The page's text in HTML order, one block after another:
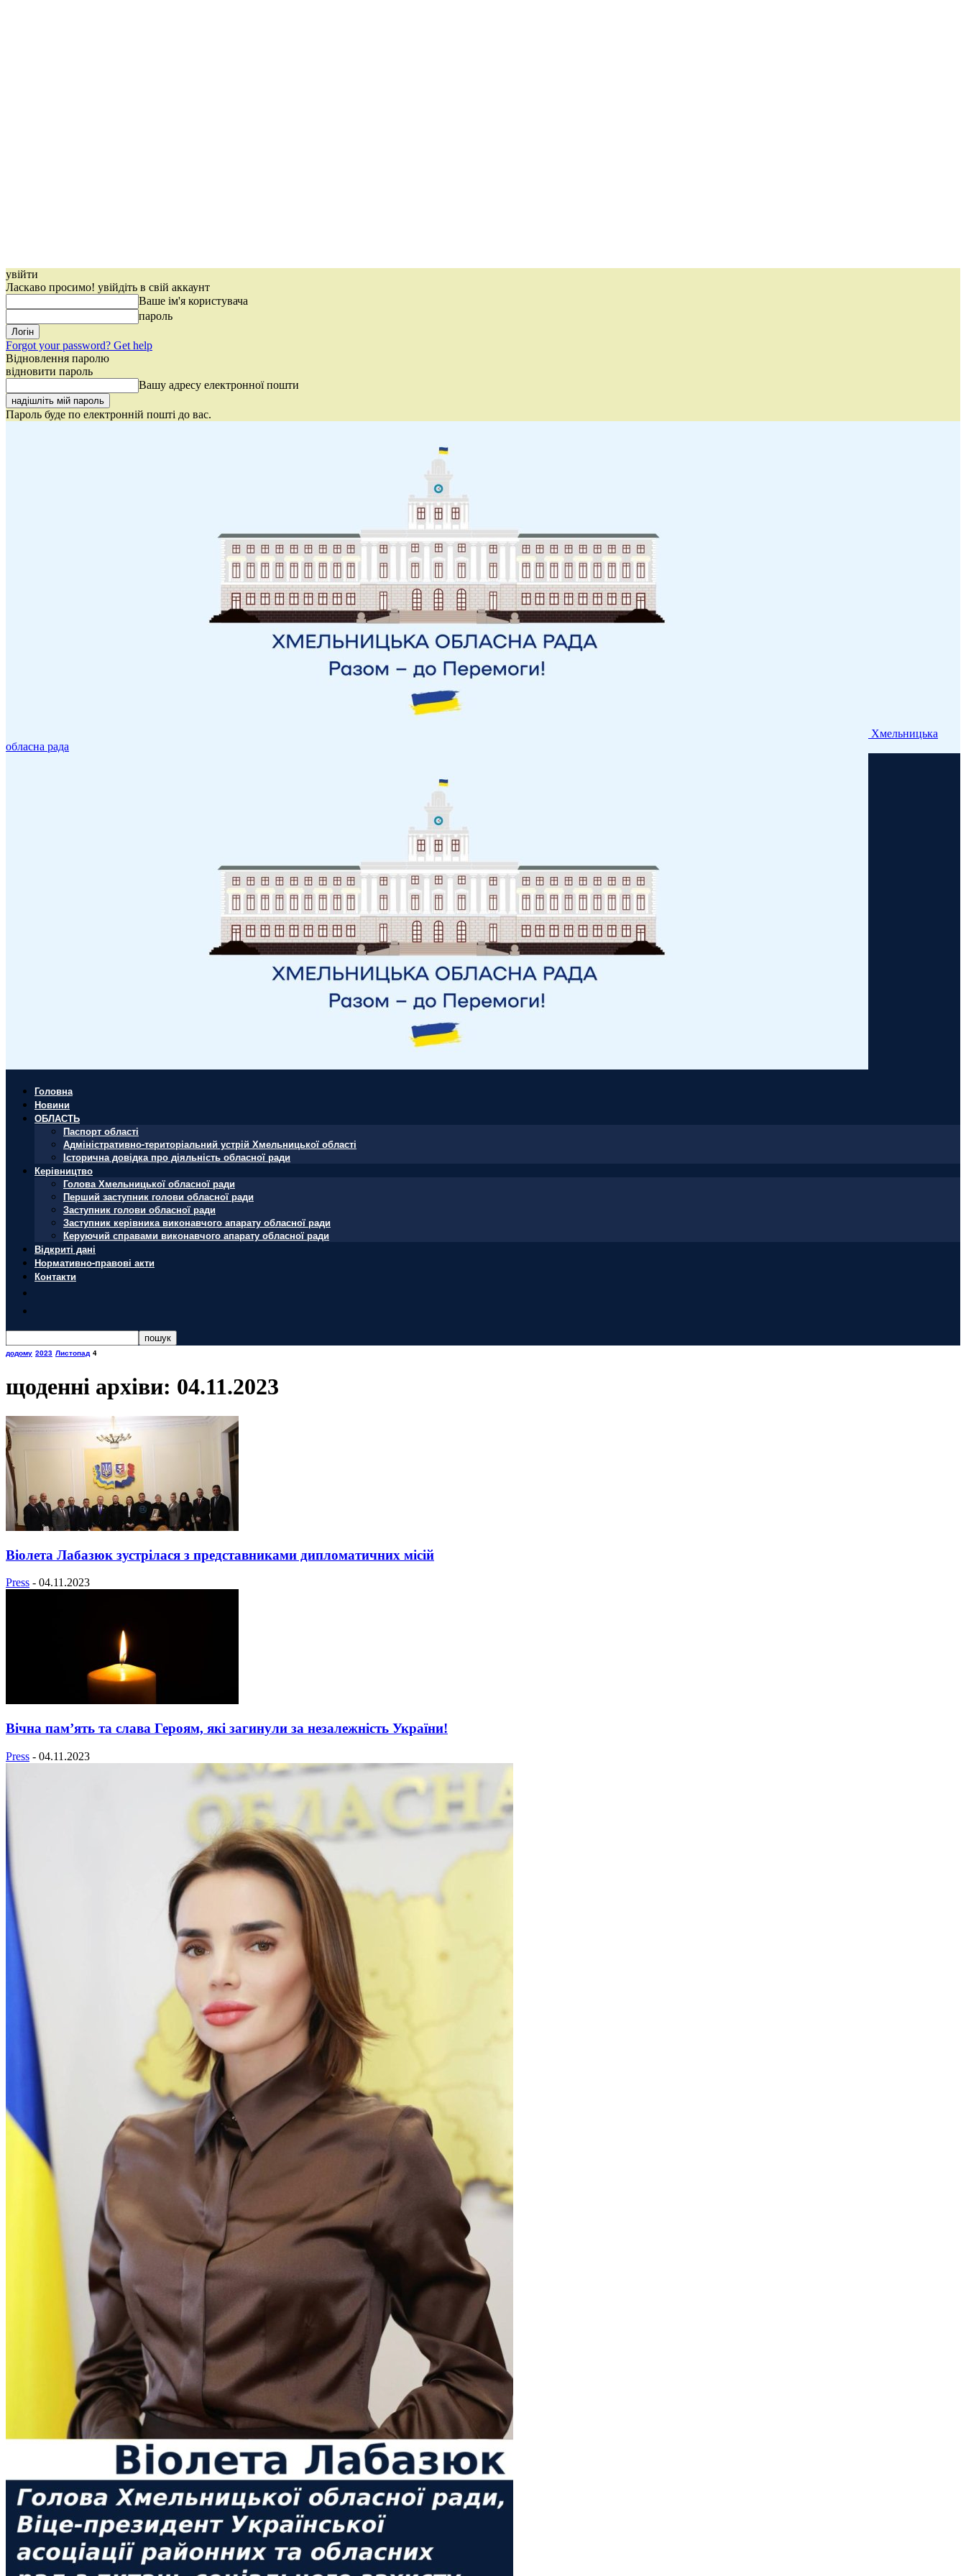
увійти
Ласкаво просимо! увійдіть в свій аккаунт
Ваше ім'я користувача
пароль
Forgot your password? Get help
Відновлення паролю
відновити пароль
Вашу адресу електронної пошти
Пароль буде по електронній пошті до вас.
Хмельницька
обласна рада
Головна
Новини
ОБЛАСТЬ
Паспорт області
Адміністративно-територіальний устрій Хмельницької області
Історична довідка про діяльність обласної ради
Керівництво
Голова Хмельницької обласної ради
Перший заступник голови обласної ради
Заступник голови обласної ради
Заступник керівника виконавчого апарату обласної ради
Керуючий справами виконавчого апарату обласної ради
Відкриті дані
Нормативно-правові акти
Контакти
додому 2023 Листопад 4
щоденні архіви: 04.11.2023
Віолета Лабазюк зустрілася з представниками дипломатичних місій
Press - 04.11.2023
Вічна пам’ять та слава Героям, які загинули за незалежність України!
Press - 04.11.2023